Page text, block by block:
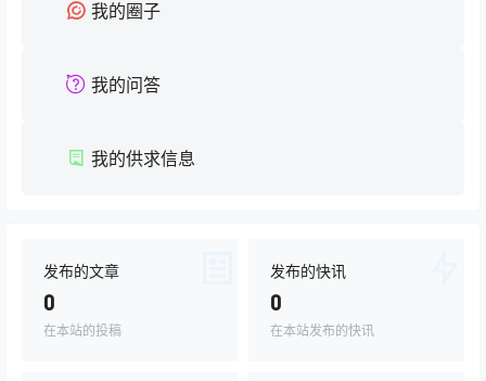
我的圈子
我的问答
我的供求信息
发布的文章
0
在本站的投稿
发布的快讯
0
在本站发布的快讯